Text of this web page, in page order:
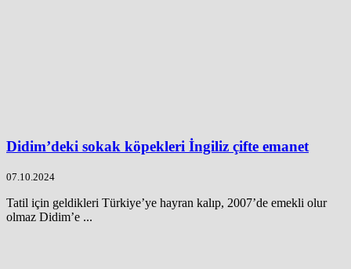
Didim’deki sokak köpekleri İngiliz çifte emanet
07.10.2024
Tatil için geldikleri Türkiye’ye hayran kalıp, 2007’de emekli olur
olmaz Didim’e ...